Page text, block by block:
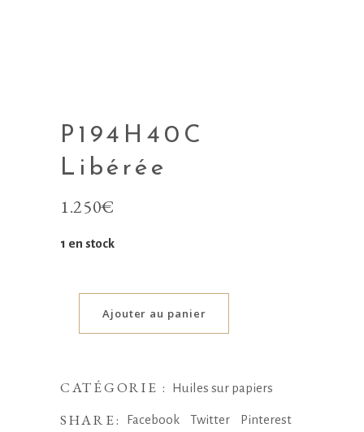
P194H40C
Libérée
1.250€
1 en stock
Ajouter au panier
CATÉGORIE : Huiles sur papiers
SHARE: Facebook Twitter Pinterest